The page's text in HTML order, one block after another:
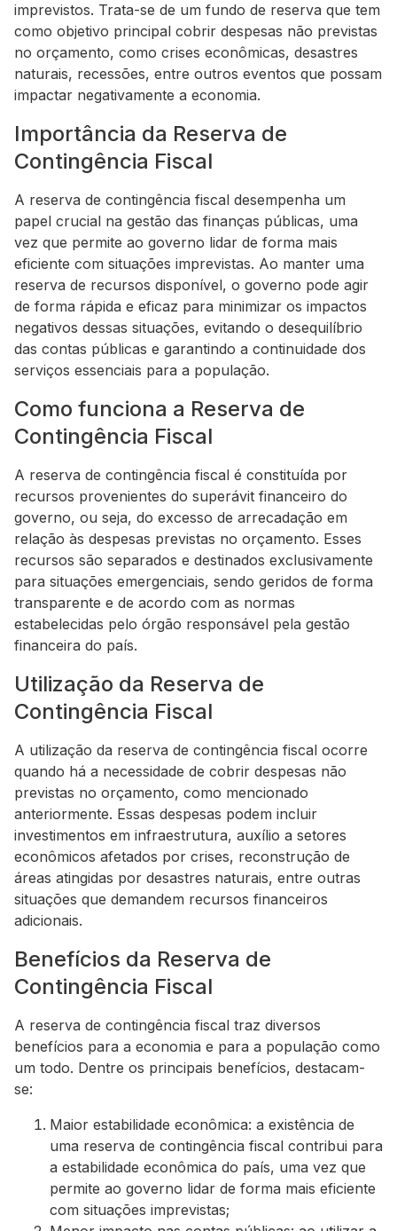
imprevistos. Trata-se de um fundo de reserva que tem
como objetivo principal cobrir despesas não previstas
no orçamento, como crises econômicas, desastres
naturais, recessões, entre outros eventos que possam
impactar negativamente a economia.
Importância da Reserva de
Contingência Fiscal
A reserva de contingência fiscal desempenha um
papel crucial na gestão das finanças públicas, uma
vez que permite ao governo lidar de forma mais
eficiente com situações imprevistas. Ao manter uma
reserva de recursos disponível, o governo pode agir
de forma rápida e eficaz para minimizar os impactos
negativos dessas situações, evitando o desequilíbrio
das contas públicas e garantindo a continuidade dos
serviços essenciais para a população.
Como funciona a Reserva de
Contingência Fiscal
A reserva de contingência fiscal é constituída por
recursos provenientes do superávit financeiro do
governo, ou seja, do excesso de arrecadação em
relação às despesas previstas no orçamento. Esses
recursos são separados e destinados exclusivamente
para situações emergenciais, sendo geridos de forma
transparente e de acordo com as normas
estabelecidas pelo órgão responsável pela gestão
financeira do país.
Utilização da Reserva de
Contingência Fiscal
A utilização da reserva de contingência fiscal ocorre
quando há a necessidade de cobrir despesas não
previstas no orçamento, como mencionado
anteriormente. Essas despesas podem incluir
investimentos em infraestrutura, auxílio a setores
econômicos afetados por crises, reconstrução de
áreas atingidas por desastres naturais, entre outras
situações que demandem recursos financeiros
adicionais.
Benefícios da Reserva de
Contingência Fiscal
A reserva de contingência fiscal traz diversos
benefícios para a economia e para a população como
um todo. Dentre os principais benefícios, destacam-
se:
Maior estabilidade econômica: a existência de
uma reserva de contingência fiscal contribui para
a estabilidade econômica do país, uma vez que
permite ao governo lidar de forma mais eficiente
com situações imprevistas;